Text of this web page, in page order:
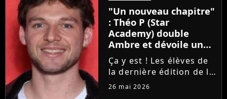
reprogrammé.
"Un nouveau chapitre"
: Théo P (Star
Academy) double
Ambre et dévoile un
premier extrait de son
single
Ça y est ! Les élèves de
la dernière édition de la
Star Academy
26 mai 2026